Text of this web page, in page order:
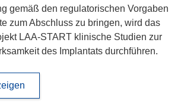
gemäß den regulatorischen Vorgaben
zum Abschluss zu bringen, wird das
LAA-START klinische Studien zur
des Implantats durchführen.